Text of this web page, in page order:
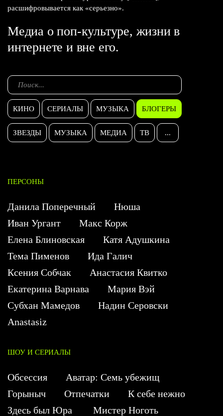
расшифровывается как «серьезно».
Медиа о поп-культуре, жизни в
интернете и вне его.
КИНО СЕРИАЛЫ МУЗЫКА БЛОГЕРЫ
ЗВЕЗДЫ МУЗЫКА МЕДИА ТВ ...
ПЕРСОНЫ
Данила Поперечный
Нюша
Иван Ургант
Макс Корж
Елена Блиновская
Катя Адушкина
Тема Пименов
Ида Галич
Ксения Собчак
Анастасия Квитко
Екатерина Варнава
Мария Вэй
Субхан Мамедов
Надин Серовски
Anastasiz
ШОУ И СЕРИАЛЫ
Обсессия
Аватар: Семь убежищ
Горыныч
Отпечатки
К себе нежно
Здесь был Юра
Мистер Ноготь